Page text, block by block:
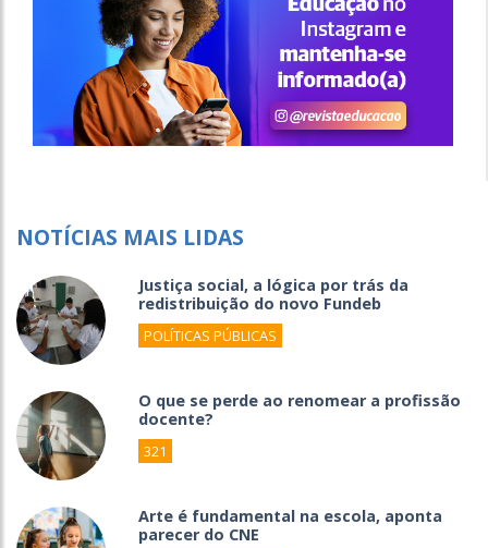
NOTÍCIAS MAIS LIDAS
Justiça social, a lógica por trás da
redistribuição do novo Fundeb
POLÍTICAS PÚBLICAS
O que se perde ao renomear a profissão
docente?
321
Arte é fundamental na escola, aponta
parecer do CNE